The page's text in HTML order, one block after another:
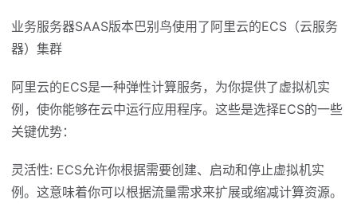
业务服务器SAAS版本巴别鸟使用了阿里云的ECS（云服务
器）集群
阿里云的ECS是一种弹性计算服务，为你提供了虚拟机实
例，使你能够在云中运行应用程序。这些是选择ECS的一些
关键优势：
灵活性: ECS允许你根据需要创建、启动和停止虚拟机实
例。这意味着你可以根据流量需求来扩展或缩减计算资源。